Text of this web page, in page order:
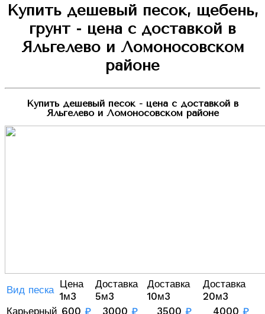
Купить дешевый песок, щебень,
грунт - цена с доставкой в
Яльгелево и Ломоносовском
районе
Купить дешевый песок - цена с доставкой в
Яльгелево и Ломоносовском районе
Вид песка Цена
1м3
Доставка
5м3
Доставка
10м3
Доставка
20м3
Карьерный 600 ₽ 3000 ₽ 3500 ₽ 4000 ₽